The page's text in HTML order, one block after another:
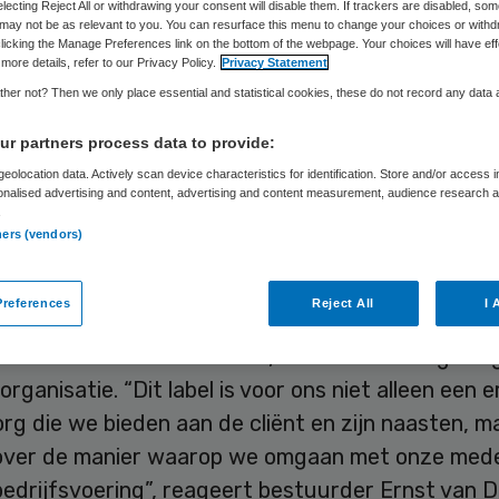
Skipr Redactie 16 oktober 2014,09:41
Fatima Zorg heeft het Planetree-label
De Nederlandse instelling is daarmee
van gehandicaptenzorg die het label voor
zorgmodel
kenmerkt zich door een
“Dit label is voor ons niet alleen een
die we bieden aan de cliënt en zijn naasten,
de manier waarop we omgaan met onze
reageert bestuurder Ernst van
Reject All or withdrawing your consent will disable them. If trackers are disabled,
not be as relevant to you. You can resurface this menu to change your choices or
the Manage Preferences link on the bottom of the webpage. Your choices will have
details, refer to our Privacy Policy. Privacy Statement
not? Then we only place essential and statistical cookies, these do not record any data
partners process data to provide:
data. Actively scan device characteristics for identification. Store and/or access
advertising and content, advertising and content measurement, audience research
(vendors)
Reject All I